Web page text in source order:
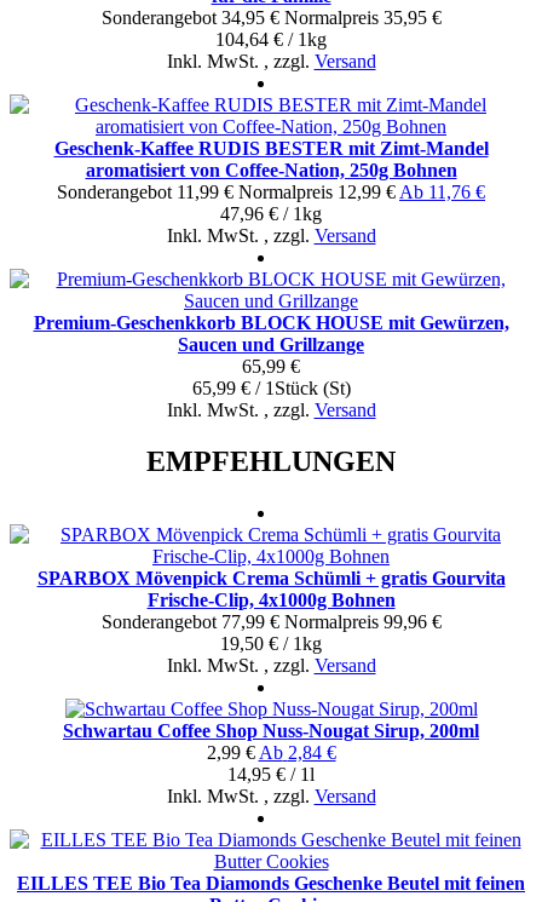
Sonderangebot 34,95 € Normal­preis 35,95 €
104,64 € / 1kg
Inkl. MwSt. , zzgl. Versand
Geschenk-Kaffee RUDIS BESTER mit Zimt-Mandel
aromatisiert von Coffee-Nation, 250g Bohnen
Sonderangebot 11,99 € Normal­preis 12,99 € Ab 11,76 €
47,96 € / 1kg
Inkl. MwSt. , zzgl. Versand
Premium-Geschenkkorb BLOCK HOUSE mit Gewürzen,
Saucen und Grillzange
65,99 €
65,99 € / 1Stück (St)
Inkl. MwSt. , zzgl. Versand
EMPFEHLUNGEN
SPARBOX Mövenpick Crema Schümli + gratis Gourvita
Frische-Clip, 4x1000g Bohnen
Sonderangebot 77,99 € Normal­preis 99,96 €
19,50 € / 1kg
Inkl. MwSt. , zzgl. Versand
Schwartau Coffee Shop Nuss-Nougat Sirup, 200ml
2,99 € Ab 2,84 €
14,95 € / 1l
Inkl. MwSt. , zzgl. Versand
EILLES TEE Bio Tea Diamonds Geschenke Beutel mit feinen